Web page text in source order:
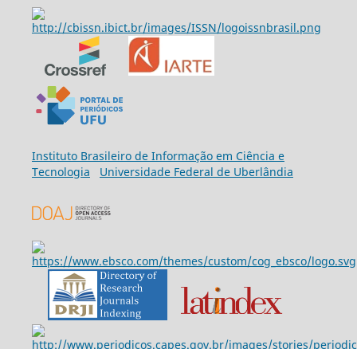
Instituto Brasileiro de Informação em Ciência e
Tecnologia
Universidade Federal de Uberlândia